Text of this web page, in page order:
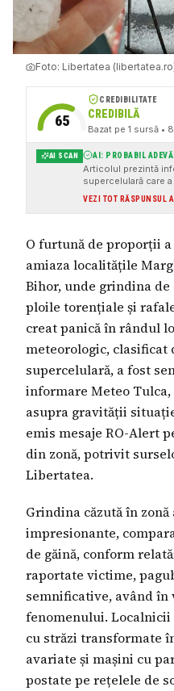
Foto: Libertatea
65
CREDIBILITATE
CREDIBILĂ
Bazat pe 1 sursă •
AI SCAN AI: PROBABIL
Articolul prezintă
supercelulară care
din județul Bihor, cu
ploi torențiale și
surse instituționale,
autorități pentru a
asemenea, sunt
pagube materiale,
fenomenele
VEZI TOT RĂSPUNSUL AI
O furtună de proporții
amiaza localitățile
Bihor, unde grindina
ploile torențiale și
creat panică în rândul
meteorologic, clasificat
supercelulară, a fost
informare Meteo
asupra gravității
emis mesaje RO-Alert
din zonă, potrivit
Libertatea.
Grindina căzută în
impresionante,
de găină, conform
raportate victime,
semnificative, având
fenomenului. Localnicii
cu străzi transformate
avariate și mașini cu
postate pe rețelele de